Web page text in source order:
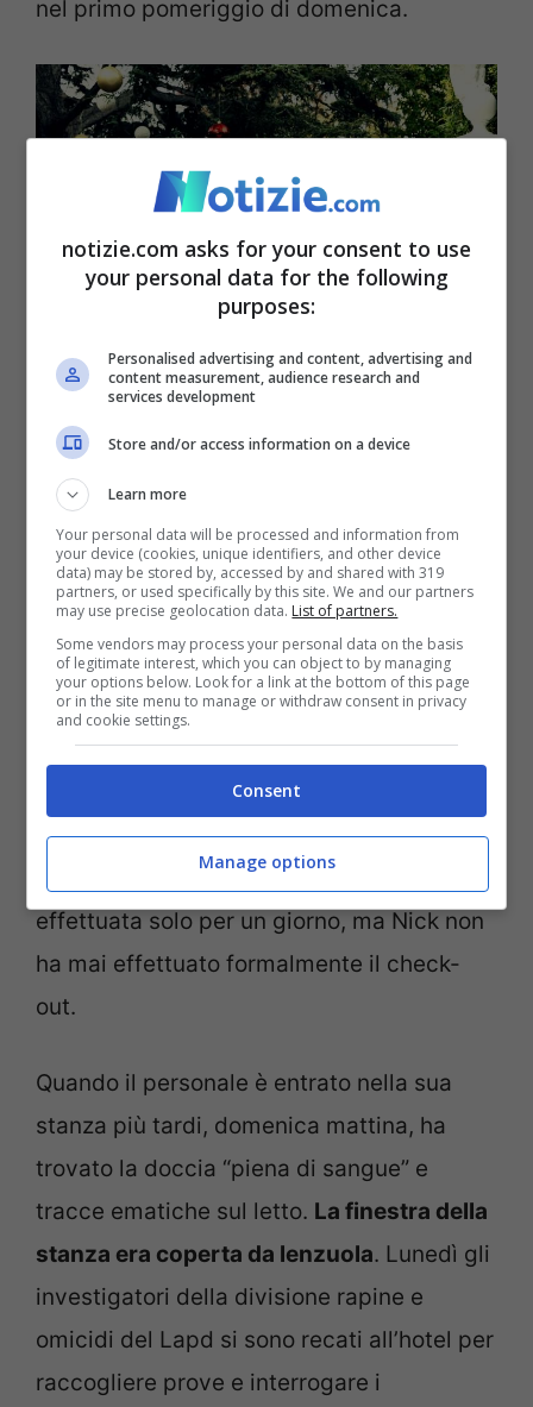
nel primo pomeriggio di domenica.
“Avremmo dovuto vederli quella sera”, ha detto l’ex first
lady (ANSA FOTO) – Notizie.com
Nick si era registrato in un hotel di Santa
Monica domenica mattina presto eha
lasciato una scia di sangue. Ha effettuato
il check-in al Pierside Santa Monica intorno
alle 4 di domenica mattina, utilizzando la
sua carta di credito. Il check-in è avvenuto
poche ore dopo un’accesa discussione con
il padre alla festa di Natale di Conan
O’Brien. La prenotazione era stata
effettuata solo per un giorno, ma Nick non
ha mai effettuato formalmente il check-
out.
Quando il personale è entrato nella sua
stanza più tardi, domenica mattina, ha
trovato la doccia “piena di sangue” e
tracce ematiche sul letto. La finestra della
stanza era coperta da lenzuola. Lunedì gli
investigatori della divisione rapine e
omicidi del Lapd si sono recati all’hotel per
raccogliere prove e interrogare i
notizie.com asks for your consent to use
your personal data for the following
purposes:
Personalised advertising and content, advertising and
content measurement, audience research and
services development
Store and/or access information on a device
Learn more
Your personal data will be processed and information from
your device (cookies, unique identifiers, and other device
data) may be stored by, accessed by and shared with 319
partners, or used specifically by this site. We and our partners
may use precise geolocation data. List of partners.
Some vendors may process your personal data on the basis
of legitimate interest, which you can object to by managing
your options below. Look for a link at the bottom of this page
or in the site menu to manage or withdraw consent in privacy
and cookie settings.
Consent
Manage options